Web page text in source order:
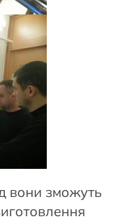
вони зможуть